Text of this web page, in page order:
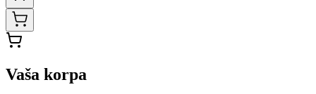
Vaša korpa